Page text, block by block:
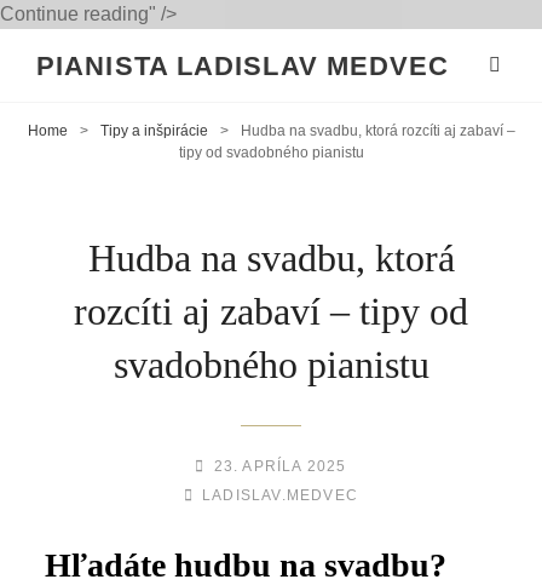
Continue readingHudba
svadbu,
rozcíti
tipy
od
svadobného
pianistu
" />
PIANISTA LADISLAV MEDVEC
Home > Tipy a inšpirácie >
Hudba na svadbu, ktorá rozcíti aj zabaví –
tipy od svadobného pianistu
Hudba na svadbu, ktorá
rozcíti aj zabaví – tipy od
svadobného pianistu
POSTED-
ON
23. APRÍLA 2025
BY
BYLINE
LADISLAV.MEDVEC
Hľadáte hudbu na svadbu?